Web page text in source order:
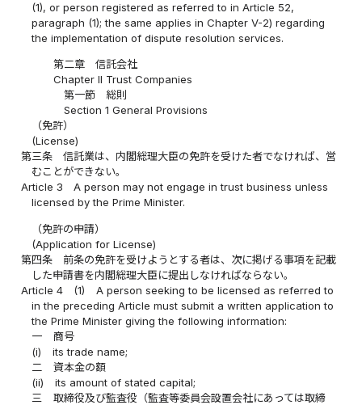
(1), or person registered as referred to in Article 52,
paragraph (1); the same applies in Chapter V-2) regarding
the implementation of dispute resolution services.
第二章 信託会社
Chapter II Trust Companies
第一節 総則
Section 1 General Provisions
（免許）
(License)
第三条
信託業は、内閣総理大臣の免許を受けた者でなければ、営
むことができない。
Article 3
A person may not engage in trust business unless
licensed by the Prime Minister.
（免許の申請）
(Application for License)
第四条
前条の免許を受けようとする者は、次に掲げる事項を記載
した申請書を内閣総理大臣に提出しなければならない。
Article 4
(1)
A person seeking to be licensed as referred to
in the preceding Article must submit a written application to
the Prime Minister giving the following information:
一
商号
(i)
its trade name;
二
資本金の額
(ii)
its amount of stated capital;
三
取締役及び監査役（監査等委員会設置会社にあっては取締